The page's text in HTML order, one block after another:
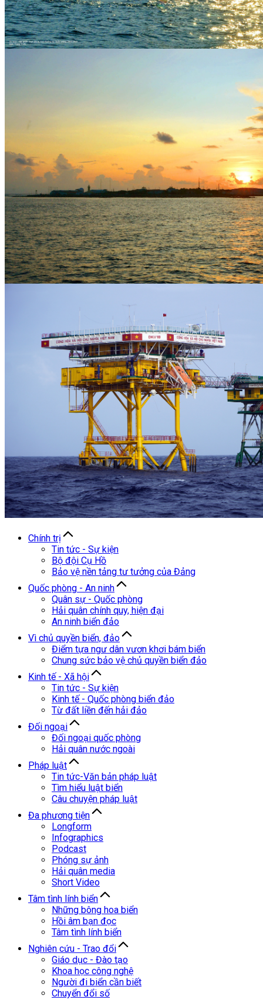
Chính trị
Tin tức - Sự kiện
Bộ đội Cụ Hồ
Bảo vệ nền tảng tư tưởng của Đảng
Quốc phòng - An ninh
Quân sự - Quốc phòng
Hải quân chính quy, hiện đại
An ninh biển đảo
Vì chủ quyền biển, đảo
Điểm tựa ngư dân vươn khơi bám biển
Chung sức bảo vệ chủ quyền biển đảo
Kinh tế - Xã hội
Tin tức - Sự kiện
Kinh tế - Quốc phòng biển đảo
Từ đất liền đến hải đảo
Đối ngoại
Đối ngoại quốc phòng
Hải quân nước ngoài
Pháp luật
Tin tức-Văn bản pháp luật
Tìm hiểu luật biển
Câu chuyện pháp luật
Đa phương tiện
Longform
Infographics
Podcast
Phóng sự ảnh
Hải quân media
Short Video
Tâm tình lính biển
Những bông hoa biển
Hồi âm bạn đọc
Tâm tình lính biển
Nghiên cứu - Trao đổi
Giáo dục - Đào tạo
Khoa học công nghệ
Người đi biển cần biết
Chuyển đổi số